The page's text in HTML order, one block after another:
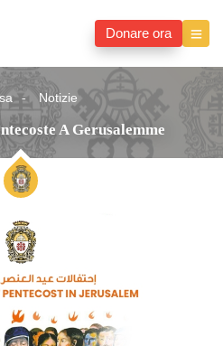
Donare ora
Notizie
A Gerusalemme